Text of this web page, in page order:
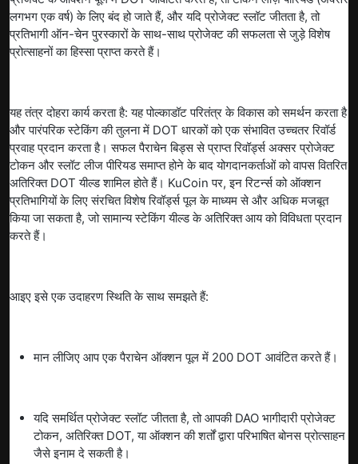
लगभग एक वर्ष) के लिए बंद हो जाते हैं, और यदि प्रोजेक्ट स्लॉट जीतता है, तो
प्रतिभागी ऑन-चेन पुरस्कारों के साथ-साथ प्रोजेक्ट की सफलता से जुड़े विशेष
प्रोत्साहनों का हिस्सा प्राप्त करते हैं।
यह तंत्र दोहरा कार्य करता है: यह पोल्काडॉट परितंत्र के विकास को समर्थन करता है
और पारंपरिक स्टेकिंग की तुलना में DOT धारकों को एक संभावित उच्चतर रिवॉर्ड
प्रवाह प्रदान करता है। सफल पैराचेन बिड्स से प्राप्त रिवॉर्ड्स अक्सर प्रोजेक्ट
टोकन और स्लॉट लीज पीरियड समाप्त होने के बाद योगदानकर्ताओं को वापस वितरित
अतिरिक्त DOT यील्ड शामिल होते हैं। KuCoin पर, इन रिटर्न्स को ऑक्शन
प्रतिभागियों के लिए संरचित विशेष रिवॉर्ड्स पूल के माध्यम से और अधिक मजबूत
किया जा सकता है, जो सामान्य स्टेकिंग यील्ड के अतिरिक्त आय को विविधता प्रदान
करते हैं।
आइए इसे एक उदाहरण स्थिति के साथ समझते हैं:
मान लीजिए आप एक पैराचेन ऑक्शन पूल में 200 DOT आवंटित करते हैं।
यदि समर्थित प्रोजेक्ट स्लॉट जीतता है, तो आपकी DAO भागीदारी प्रोजेक्ट
टोकन, अतिरिक्त DOT, या ऑक्शन की शर्तों द्वारा परिभाषित बोनस प्रोत्साहन
जैसे इनाम दे सकती है।